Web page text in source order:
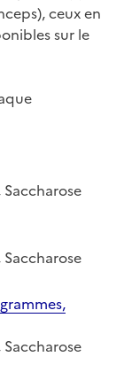
ceux en
sur le